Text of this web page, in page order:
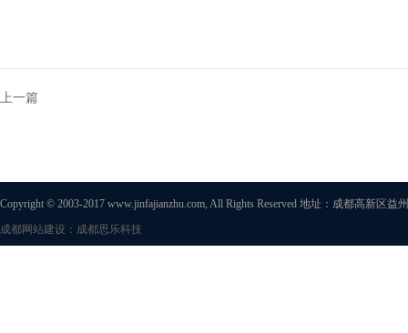
上一篇
Copyright © 2003-2017 www.jinfajianzhu.com, All Rights Reserved 地址：成都高新区
成都网站建设：成都思乐科技